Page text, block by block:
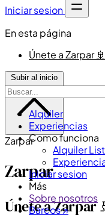
Iniciar sesion
Alquiler
Experiencias
Como funciona
Alquiler
Iniciar sesion
Más
Sobre nosotros
Barcos ↗
En esta página
Únete a Zarpar 🚢
Subir al inicio
Zarpar
Zarpar
Únete a Zarpar